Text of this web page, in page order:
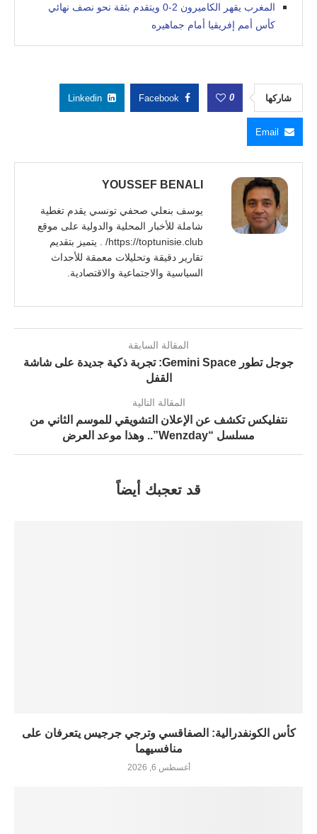
المغرب يقهر الكاميرون 2-0 ويتقدم بثقة نحو نصف نهائي
كأس أمم إفريقيا أمام جماهيره
شاركها 0
Facebook
Linkedin
Email
YOUSSEF BENALI
يوسف بنعلي صحفي تونسي يقدم تغطية
شاملة للأخبار المحلية والدولية على موقع
https://toptunisie.club/ . يتميز بتقديم
تقارير دقيقة وتحليلات معمقة للأحداث
السياسية والاجتماعية والاقتصادية.
المقالة السابقة
جوجل تطور Gemini Space: تجربة ذكية جديدة على شاشة
القفل
المقالة التالية
نتفليكس تكشف عن الإعلان التشويقي للموسم الثاني من
مسلسل “Wenzday”.. وهذا موعد العرض
قد تعجبك أيضاً
كأس الكونفدرالية: الصفاقسي وترجي جرجيس يتعرفان على
منافسيهما
أغسطس 6, 2026